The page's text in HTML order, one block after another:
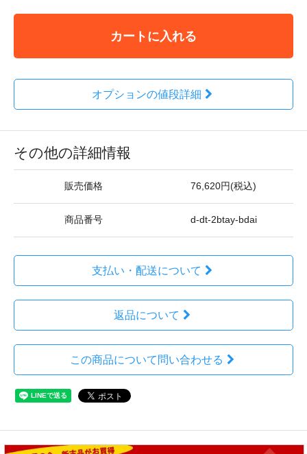
カートに入れる
オプションの値段詳細
その他の詳細情報
販売価格 76,620円(税込)
商品番号 d-dt-2btay-bdai
支払い・配送について
返品について
この商品について問い合わせる